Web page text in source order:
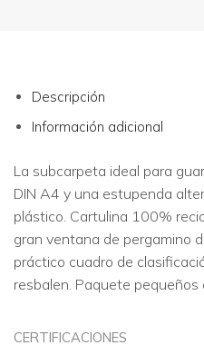
Descripción
Información adicional
La subcarpeta ideal para
DIN A4 y una estupenda
plástico. Cartulina 100%
gran ventana de pergamino
práctico cuadro de
resbalen. Paquete pequeños
CERTIFICACIONES